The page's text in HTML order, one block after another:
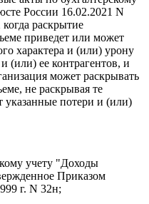
России 16.02.2021 N
раскрытие
приведет или может
характера и (или) урону
(или) ее контрагентов, и
может раскрывать
не раскрывая те
указанные потери и (или)
учету "Доходы
Приказом
г. N 32н;